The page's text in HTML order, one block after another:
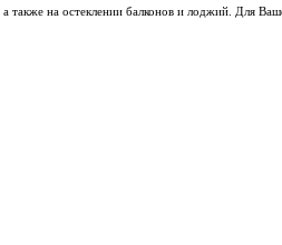
на остеклении балконов и лоджий. Для